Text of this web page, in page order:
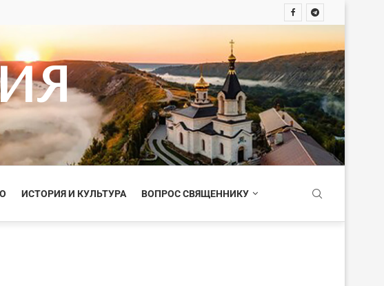
ИСТОРИЯ И КУЛЬТУРА ВОПРОС СВЯЩЕННИКУ